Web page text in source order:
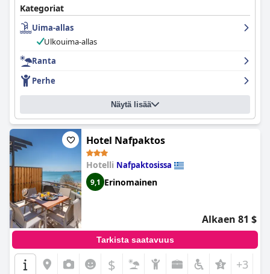
Kategoriat
Uima-allas
Ulkouima-allas
Ranta
Perhe
Näytä lisää
Hotel Nafpaktos
Hotelli Nafpaktosissa
9,1 Erinomainen
Alkaen 81 $
Tarkista saatavuus
$ +3